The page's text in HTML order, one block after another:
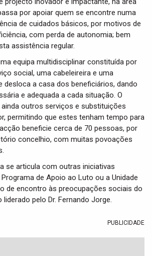
por apoiar quem se encontre numa
de cuidados básicos, por motivos de
com perda de autonomia; bem
assistência regular.
equipa multidisciplinar constituída por
social, uma cabeleireira e uma
desloca a casa dos beneficiários, dando
e adequada a cada situação. O
outros serviços e substituições
permitindo que estes tenham tempo para
beneficie cerca de 70 pessoas, por
concelhio, com muitas povoações
se articula com outras iniciativas
de Apoio ao Luto ou a Unidade
de encontro às preocupações sociais do
pelo Dr. Fernando Jorge.
PUBLICIDADE